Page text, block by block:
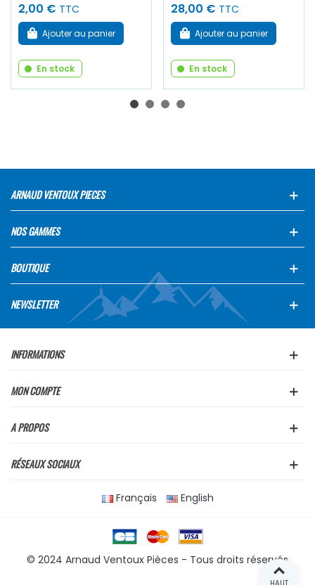
2,00 € TTC
Ajouter au panier
En stock
28,00 € TTC
Ajouter au panier
En stock
ARNAUD VENTOUX PIECES
NOS GAMMES
BOUTIQUE
NEWSLETTER
INFORMATIONS
MON COMPTE
A PROPOS
RÉSEAUX SOCIAUX
Français English
© 2024 Arnaud Ventoux Pièces - Tous droits réservés